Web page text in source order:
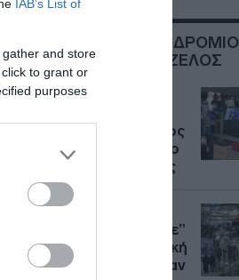
IAB’s List of
and store
to grant or
purposes
ΣΧΕΤΙΚΑ ΜΕ:ΑΕΡΟΔΡΟΜΙΟ
ΕΛΕΥΘΕΡΙΟΣ ΒΕΝΙΖΕΛΟΣ
“Ελευθέριος
Συνελήφθη 37χρονος
με 4 μαχαίρια και δύο
ψαλίδια κλαδέματος
“Ελευθέριος
Βενιζέλος”: “Πέταξε”
τον Ιούλιο η επιβατική
κίνηση – Διακινήθηκαν